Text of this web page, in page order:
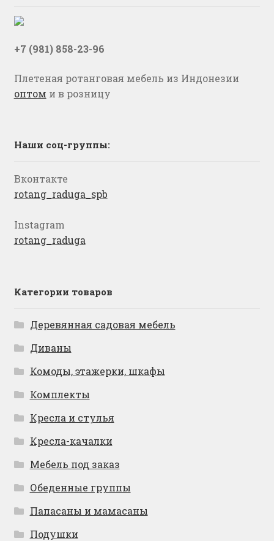
+7 (981) 858-23-96
Плетеная ротанговая мебель из Индонезии
оптом и в розницу
Наши соц-группы:
Вконтакте
rotang_raduga_spb
Instagram
rotang_raduga
Категории товаров
Деревянная садовая мебель
Диваны
Комоды, этажерки, шкафы
Комплекты
Кресла и стулья
Кресла-качалки
Мебель под заказ
Обеденные группы
Папасаны и мамасаны
Подушки